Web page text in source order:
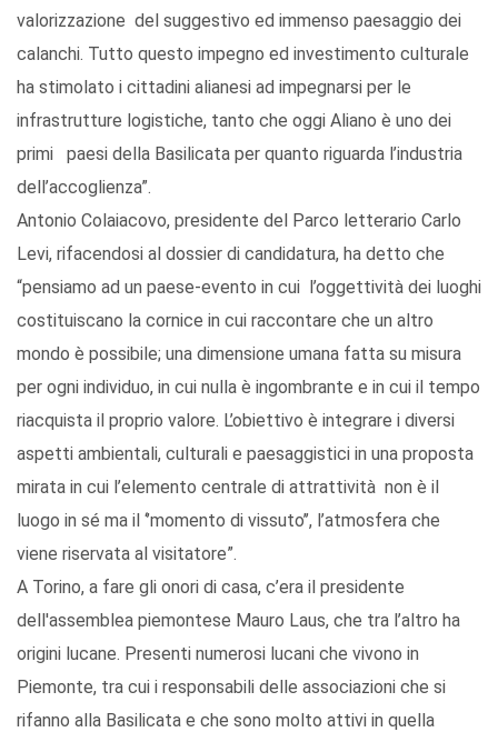
valorizzazione del suggestivo ed immenso paesaggio dei
calanchi. Tutto questo impegno ed investimento culturale
ha stimolato i cittadini alianesi ad impegnarsi per le
infrastrutture logistiche, tanto che oggi Aliano è uno dei
primi paesi della Basilicata per quanto riguarda l’industria
dell’accoglienza”.
Antonio Colaiacovo, presidente del Parco letterario Carlo
Levi, rifacendosi al dossier di candidatura, ha detto che
“pensiamo ad un paese-evento in cui l’oggettività dei luoghi
costituiscano la cornice in cui raccontare che un altro
mondo è possibile; una dimensione umana fatta su misura
per ogni individuo, in cui nulla è ingombrante e in cui il tempo
riacquista il proprio valore. L’obiettivo è integrare i diversi
aspetti ambientali, culturali e paesaggistici in una proposta
mirata in cui l’elemento centrale di attrattività non è il
luogo in sé ma il ‘’momento di vissuto’’, l’atmosfera che
viene riservata al visitatore”.
A Torino, a fare gli onori di casa, c’era il presidente
dell'assemblea piemontese Mauro Laus, che tra l’altro ha
origini lucane. Presenti numerosi lucani che vivono in
Piemonte, tra cui i responsabili delle associazioni che si
rifanno alla Basilicata e che sono molto attivi in quella